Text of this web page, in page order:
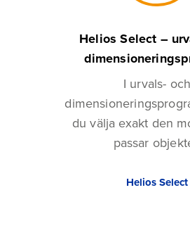
Helios Select –
I urvals- och
du välja exakt den
passar
Helios Select